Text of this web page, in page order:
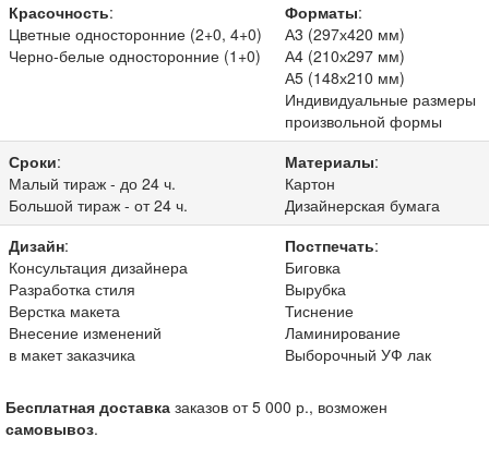
Красочность:
Цветные односторонние (2+0, 4+0)
Черно-белые односторонние (1+0)
Форматы:
А3 (297х420 мм)
А4 (210х297 мм)
А5 (148х210 мм)
Индивидуальные размеры
произвольной формы
Сроки:
Малый тираж - до 24 ч.
Большой тираж - от 24 ч.
Материалы:
Картон
Дизайнерская бумага
Дизайн:
Консультация дизайнера
Разработка стиля
Верстка макета
Внесение изменений
в макет заказчика
Постпечать:
Биговка
Вырубка
Тиснение
Ламинирование
Выборочный УФ лак
Бесплатная доставка заказов от 5 000 р., возможен
самовывоз.